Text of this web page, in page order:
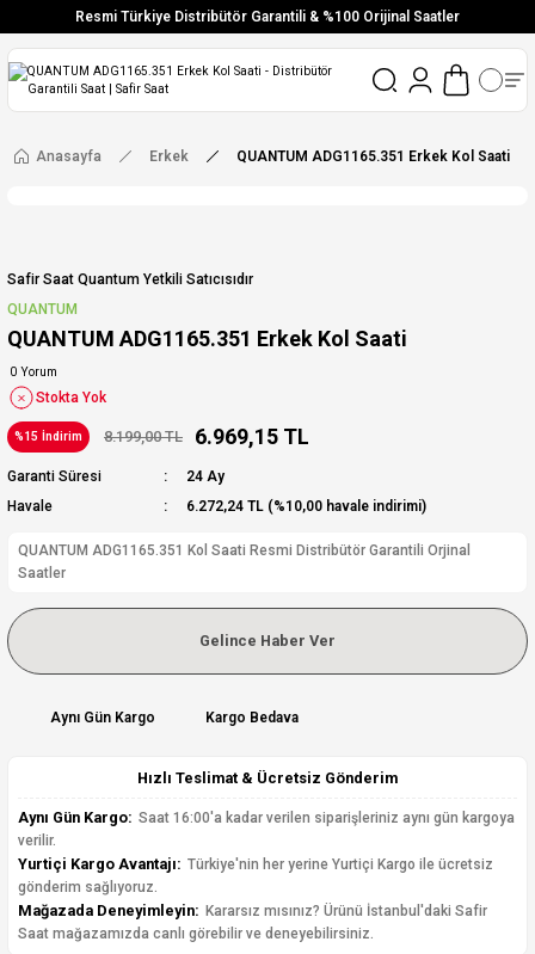
Resmi Türkiye Distribütör Garantili & %100 Orijinal Saatler
Vade Farksız 6 Taksit
Ücretsiz Kargo
Anasayfa Erkek QUANTUM ADG1165.351 Erkek Kol Saati
Safir Saat Quantum Yetkili Satıcısıdır
QUANTUM
QUANTUM ADG1165.351 Erkek Kol Saati
0 Yorum
Stokta Yok
%15 İndirim 8.199,00 TL 6.969,15 TL
Garanti Süresi
24 Ay
Havale
6.272,24 TL (%10,00 havale indirimi)
QUANTUM ADG1165.351 Kol Saati Resmi Distribütör Garantili Orjinal
Saatler
Gelince Haber Ver
Aynı Gün Kargo Kargo Bedava
Hızlı Teslimat & Ücretsiz Gönderim
Aynı Gün Kargo: Saat 16:00'a kadar verilen siparişleriniz aynı gün kargoya
verilir.
Yurtiçi Kargo Avantajı: Türkiye'nin her yerine Yurtiçi Kargo ile ücretsiz
gönderim sağlıyoruz.
Mağazada Deneyimleyin: Kararsız mısınız? Ürünü İstanbul'daki Safir
Saat mağazamızda canlı görebilir ve deneyebilirsiniz.